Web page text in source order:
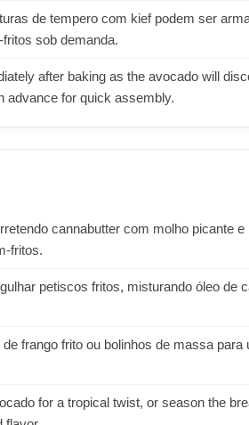
de tempero com kief podem ser
sob demanda.
after baking as the avocado will
advance for quick assembly.
cannabutter com molho picante
fritos.
petiscos fritos, misturando óleo de
frango frito ou bolinhos de massa para
for a tropical twist, or season the